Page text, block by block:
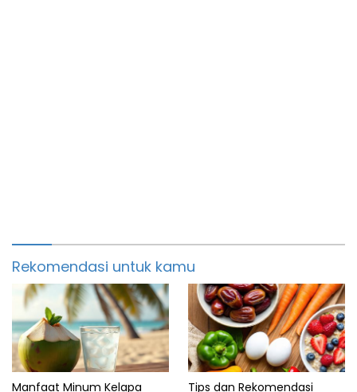
Rekomendasi untuk kamu
Manfaat Minum Kelapa
Tips dan Rekomendasi